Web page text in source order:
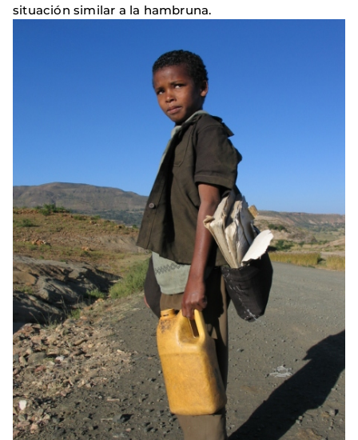
situación similar a la hambruna.